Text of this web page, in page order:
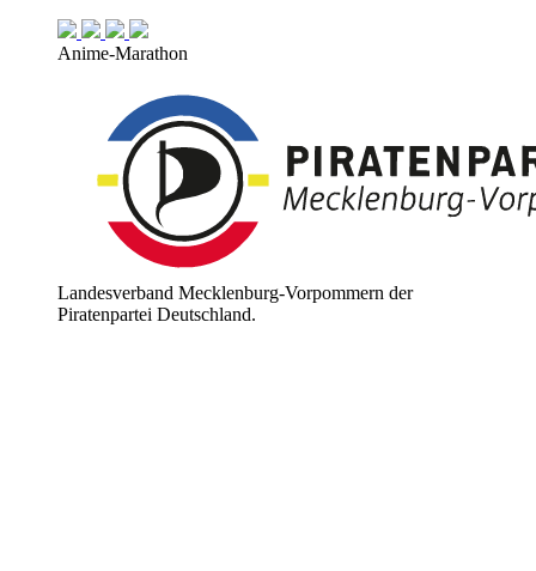
Anime-Marathon
Landesverband Mecklenburg-Vorpommern der
Piratenpartei Deutschland.